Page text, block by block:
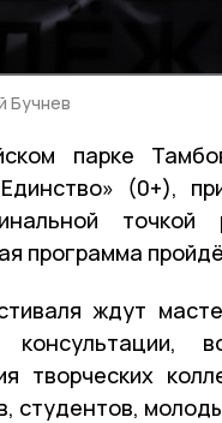
Бучнев
парке
(0+),
точкой
программа
ждут
консультации,
творческих
студентов,